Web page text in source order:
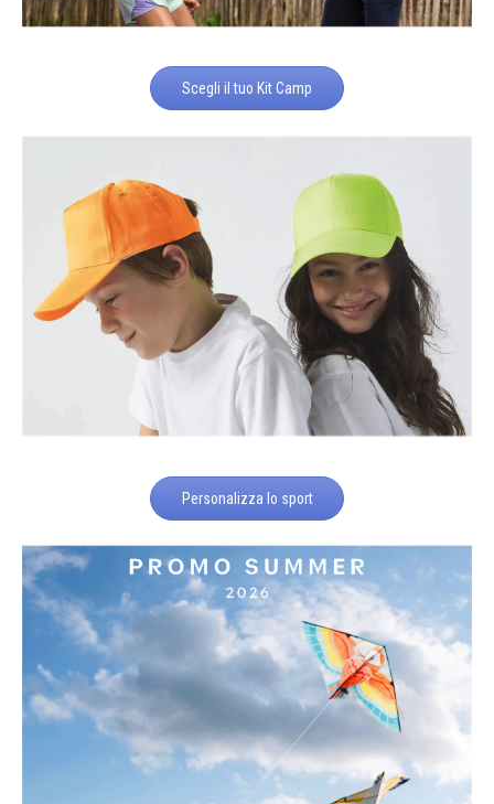
Scegli il tuo Kit Camp
Personalizza lo sport